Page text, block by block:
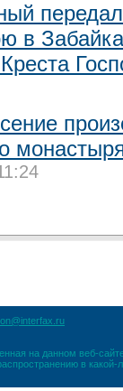
в
на данном веб-
в